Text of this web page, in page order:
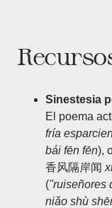
Sinestesia
El poema
fría
bái fēn fēn),
香风隔岸闻
("ruiseñores
niǎo shù